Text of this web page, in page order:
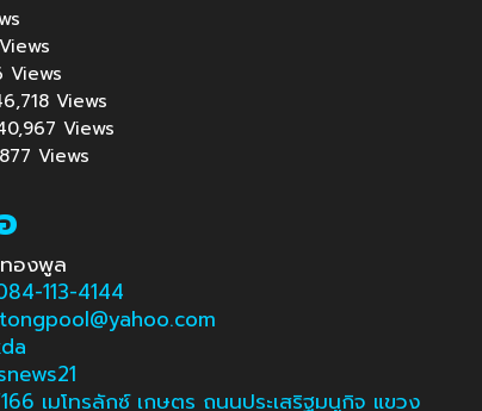
Views
Views
Views
Views
องพูล
113-4144
เมโทรลักซ์ เกษตร ถนนประเสริฐมนูกิจ แขวง